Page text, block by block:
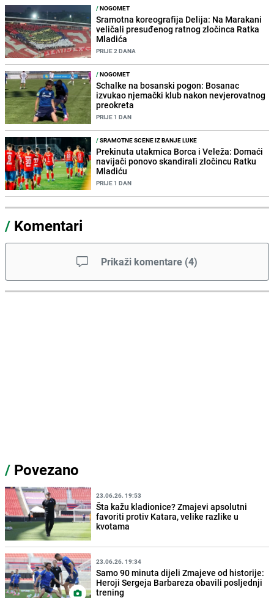
/NOGOMET
Sramotna koreografija Delija: Na Marakani
veličali presuđenog ratnog zločinca Ratka
Mladića
PRIJE 2 DANA
/NOGOMET
Schalke na bosanski pogon: Bosanac
izvukao njemački klub nakon nevjerovatnog
preokreta
PRIJE 1 DAN
/SRAMOTNE SCENE IZ BANJE LUKE
Prekinuta utakmica Borca i Veleža: Domaći
navijači ponovo skandirali zločincu Ratku
Mladiću
PRIJE 1 DAN
/ Komentari
Prikaži komentare (4)
/ Povezano
23.06.26. 19:53
Šta kažu kladionice? Zmajevi apsolutni
favoriti protiv Katara, velike razlike u
kvotama
23.06.26. 19:34
Samo 90 minuta dijeli Zmajeve od historije:
Heroji Sergeja Barbareza obavili posljednji
trening